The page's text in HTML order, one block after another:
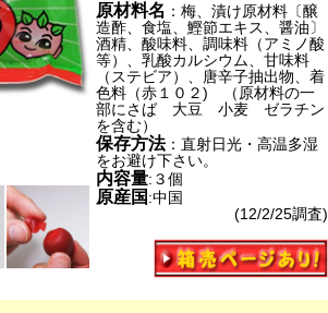
原材料名 ：梅、漬け原材料〔醸
造酢、食塩、鰹節エキス、醤油〕
酒精、酸味料、調味料（アミノ酸
等）、乳酸カルシウム、甘味料
（ステビア）、唐辛子抽出物、着
色料（赤１０２) （原材料の一
部にさば 大豆 小麦 ゼラチン
を含む）
保存方法：直射日光・高温多湿
をお避け下さい。
内容量:３個
原産国:中国
(12/2/25調査)